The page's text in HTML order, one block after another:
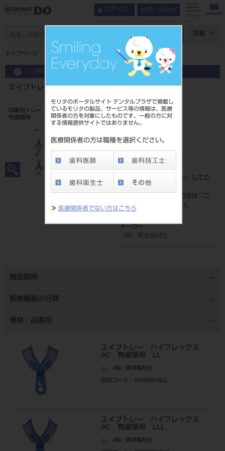
モリタのポータルサイト デンタルプラザで掲載し
ているモリタの製品、サービス等の情報は、医療
関係者の方を対象にしたものです。一般の方に対
する情報提供サイトではありません。
医療関係者の方は職種を選択ください。
≫ 医療関係者でない方はこちら
ログイン お問い合わせ
メニュー
詳細
トップページ エイブトレー ハイフレックス ＡＣ 有歯顎用
この商品に関するお問い合わせ
エイブトレー ハイフレックス ＡＣ 有歯顎用
印象用トレー
有歯顎用
品目コード
ログイン
』してご
覧ください。
ネット会員登録がまだの方は『
こ
ちら』より登録ください。
メーカー
（株）東京歯材社
商品説明
医療機器の分類
規格・品番別
エイブトレー ハイフレックス
AC 有歯顎用 LL
（株）東京歯材社
品目コード ：207080816LL
エイブトレー ハイフレックス
AC 有歯顎用 LLL
（株）東京歯材社